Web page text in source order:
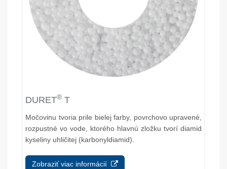
DURET® T
Močovinu tvoria prile bielej farby, povrchovo upravené,
rozpustné vo vode, ktorého hlavnú zložku tvorí diamid
kyseliny uhličitej (karbonyldiamid).
Zobraziť viac informácií